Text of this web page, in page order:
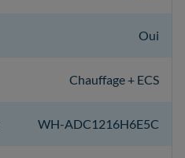
Oui
Chauffage + ECS
WH-ADC1216H6E5C